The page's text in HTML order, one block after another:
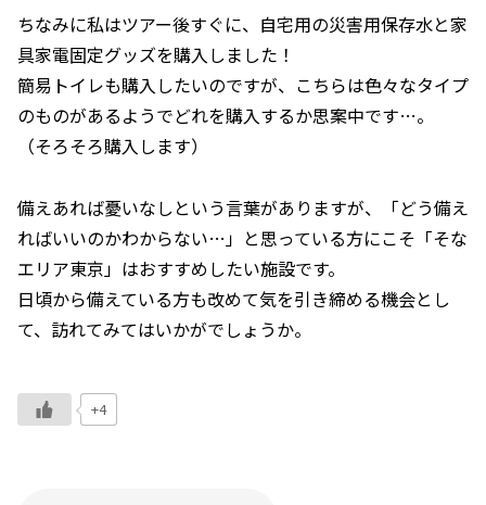
ちなみに私はツアー後すぐに、自宅用の災害用保存水と家
具家電固定グッズを購入しました！
簡易トイレも購入したいのですが、こちらは色々なタイプ
のものがあるようでどれを購入するか思案中です…。
（そろそろ購入します）
備えあれば憂いなしという言葉がありますが、「どう備え
ればいいのかわからない…」と思っている方にこそ「そな
エリア東京」はおすすめしたい施設です。
日頃から備えている方も改めて気を引き締める機会とし
て、訪れてみてはいかがでしょうか。
+4